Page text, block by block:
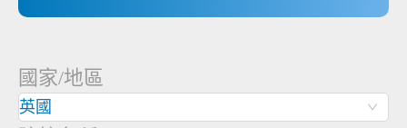
國家/地區
英國